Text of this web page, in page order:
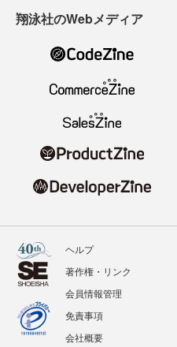
翔泳社のWebメディア
ヘルプ
著作権・リンク
会員情報管理
免責事項
会社概要